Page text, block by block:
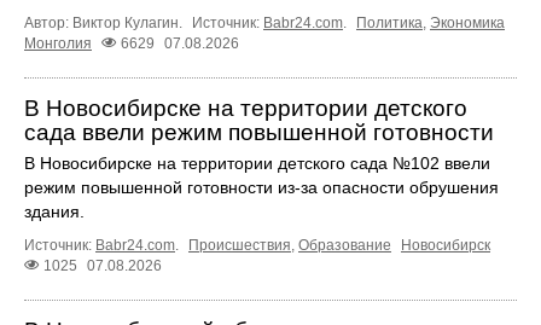
Автор: Виктор Кулагин. Источник: Babr24.com. Политика, Экономика
Монголия
6629 07.08.2026
В Новосибирске на территории детского
сада ввели режим повышенной готовности
В Новосибирске на территории детского сада №102 ввели
режим повышенной готовности из-за опасности обрушения
здания.
Источник: Babr24.com. Происшествия, Образование
Новосибирск
1025
07.08.2026